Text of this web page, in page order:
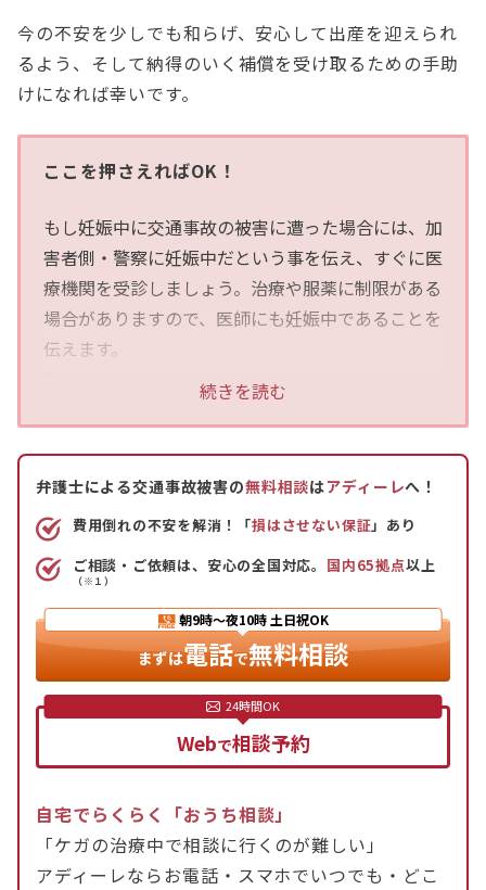
今の不安を少しでも和らげ、安心して出産を迎えられ
るよう、そして納得のいく補償を受け取るための手助
けになれば幸いです。
ここを押さえればOK！
もし妊娠中に交通事故の被害に遭った場合には、加
害者側・警察に妊娠中だという事を伝え、すぐに医
療機関を受診しましょう。治療や服薬に制限がある
場合がありますので、医師にも妊娠中であることを
伝えます。
慰謝料請求の交渉は急がず、出産後に行うようにし
交通事故の被害に遭ってお困りの方は、一度アディ
ーレ法律事務所にご相談ください。
続きを読む
弁護士による交通事故被害の無料相談はアディーレへ！
費用倒れの不安を解消！「損はさせない保証」あり
ご相談・ご依頼は、安心の全国対応。 国内65拠点以上
（※１）
朝9時〜夜10時 土日祝OK
まずは電話で無料相談
Webで相談予約
自宅でらくらく「おうち相談」
「ケガの治療中で相談に行くのが難しい」
アディーレならお電話・スマホでいつでも・どこ